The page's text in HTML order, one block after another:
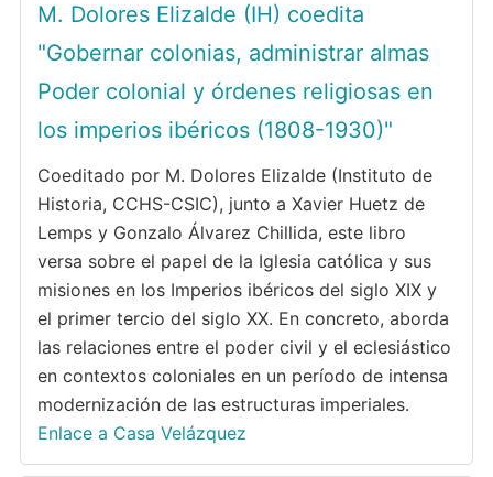
M. Dolores Elizalde (IH) coedita
"Gobernar colonias, administrar almas
Poder colonial y órdenes religiosas en
los imperios ibéricos (1808-1930)"
Coeditado por M. Dolores Elizalde (Instituto de
Historia, CCHS-CSIC), junto a Xavier Huetz de
Lemps y Gonzalo Álvarez Chillida, este libro
versa sobre el papel de la Iglesia católica y sus
misiones en los Imperios ibéricos del siglo XIX y
el primer tercio del siglo XX. En concreto, aborda
las relaciones entre el poder civil y el eclesiástico
en contextos coloniales en un período de intensa
modernización de las estructuras imperiales.
Enlace a Casa Velázquez